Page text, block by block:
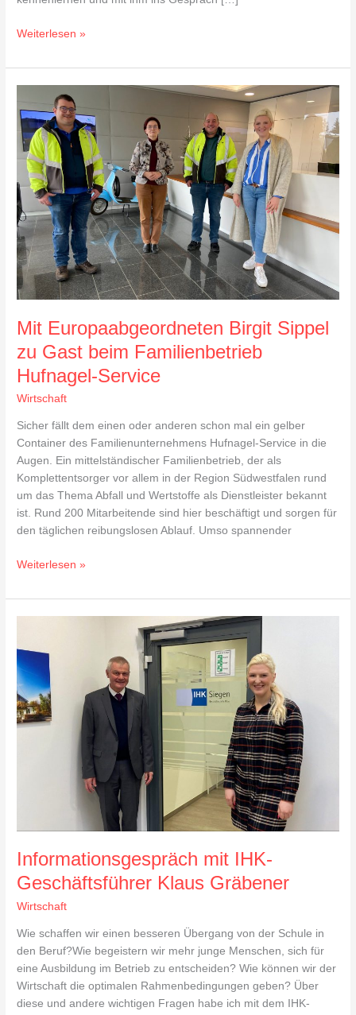
Weiterlesen »
Mit Europaabgeordneten Birgit Sippel
zu Gast beim Familienbetrieb
Hufnagel-Service
Wirtschaft
Sicher fällt dem einen oder anderen schon mal ein gelber
Container des Familienunternehmens Hufnagel-Service in die
Augen. Ein mittelständischer Familienbetrieb, der als
Komplettentsorger vor allem in der Region Südwestfalen rund
um das Thema Abfall und Wertstoffe als Dienstleister bekannt
ist. Rund 200 Mitarbeitende sind hier beschäftigt und sorgen für
den täglichen reibungslosen Ablauf. Umso spannender
Europaabgeordneten
Birgit
Sippel
zu
Gast
beim
Familienbetrieb
Hufnagel-
Service
Weiterlesen »
Informationsgespräch mit IHK-
Geschäftsführer Klaus Gräbener
Wirtschaft
Wie schaffen wir einen besseren Übergang von der Schule in
den Beruf?Wie begeistern wir mehr junge Menschen, sich für
eine Ausbildung im Betrieb zu entscheiden? Wie können wir der
Wirtschaft die optimalen Rahmenbedingungen geben? Über
diese und andere wichtigen Fragen habe ich mit dem IHK-
IHK-
Geschäftsführer
Klaus
Gräbener